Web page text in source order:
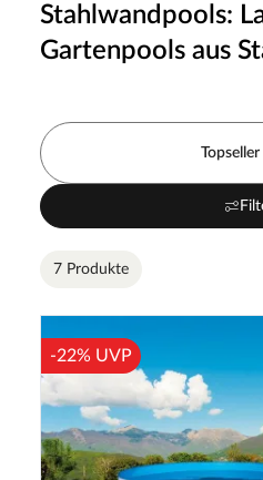
Stahlwandpools:
Gartenpools aus
Topseller
7 Produkte
-22% UVP